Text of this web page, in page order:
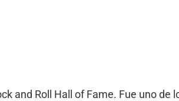
and Roll Hall of Fame. Fue uno de